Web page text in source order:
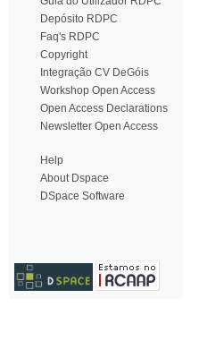
Depósito RDPC
Faq's RDPC
Copyright
Integração CV DeGóis
Workshop Open Access
Open Access Declarations
Newsletter Open Access
Help
About Dspace
DSpace Software